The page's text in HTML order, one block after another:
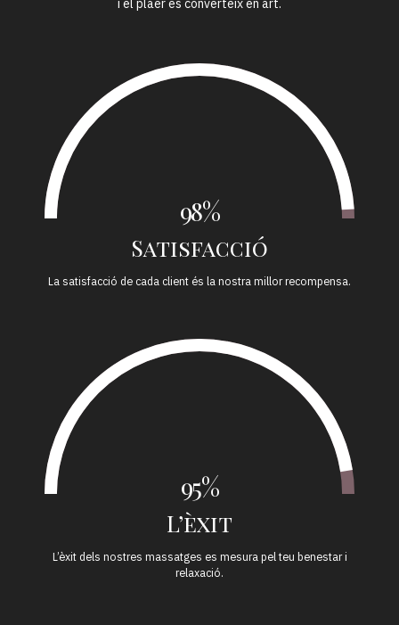
i el plaer es converteix en art.
98%
Satisfacció
La satisfacció de cada client és la nostra millor recompensa.
95%
L’èxit
L’èxit dels nostres massatges es mesura pel teu benestar i
relaxació.